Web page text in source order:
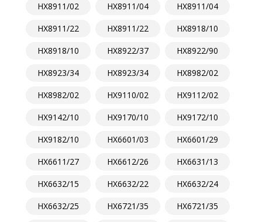
HX8911/02
HX8911/04
HX8911/04
HX8911/22
HX8911/22
HX8918/10
HX8918/10
HX8922/37
HX8922/90
HX8923/34
HX8923/34
HX8982/02
HX8982/02
HX9110/02
HX9112/02
HX9142/10
HX9170/10
HX9172/10
HX9182/10
HX6601/03
HX6601/29
HX6611/27
HX6612/26
HX6631/13
HX6632/15
HX6632/22
HX6632/24
HX6632/25
HX6721/35
HX6721/35